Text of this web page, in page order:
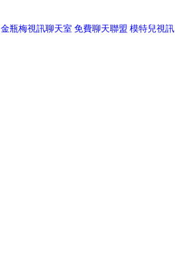
金瓶梅視訊聊天室 免費聊天聯盟 模特兒視訊